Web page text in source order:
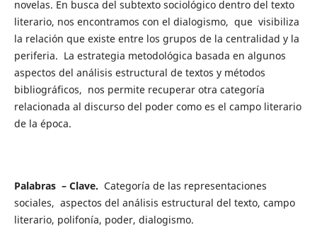
novelas. En busca del subtexto sociológico dentro del texto
literario, nos encontramos con el dialogismo, que visibiliza
la relación que existe entre los grupos de la centralidad y la
periferia. La estrategia metodológica basada en algunos
aspectos del análisis estructural de textos y métodos
bibliográficos, nos permite recuperar otra categoría
relacionada al discurso del poder como es el campo literario
de la época.
Palabras – Clave. Categoría de las representaciones
sociales, aspectos del análisis estructural del texto, campo
literario, polifonía, poder, dialogismo.